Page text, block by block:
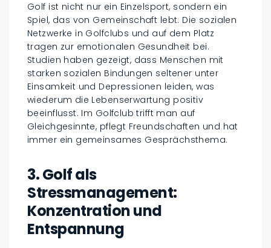
Golf ist nicht nur ein Einzelsport, sondern ein
Spiel, das von Gemeinschaft lebt. Die sozialen
Netzwerke in Golfclubs und auf dem Platz
tragen zur emotionalen Gesundheit bei.
Studien haben gezeigt, dass Menschen mit
starken sozialen Bindungen seltener unter
Einsamkeit und Depressionen leiden, was
wiederum die Lebenserwartung positiv
beeinflusst. Im Golfclub trifft man auf
Gleichgesinnte, pflegt Freundschaften und hat
immer ein gemeinsames Gesprächsthema.
3. Golf als
Stressmanagement:
Konzentration und
Entspannung